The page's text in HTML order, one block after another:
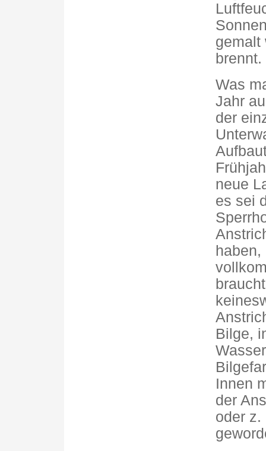
gemalt
brennt.
Was
Jahr
der
neue
es sei
Bilge,
Innen
der
oder z.